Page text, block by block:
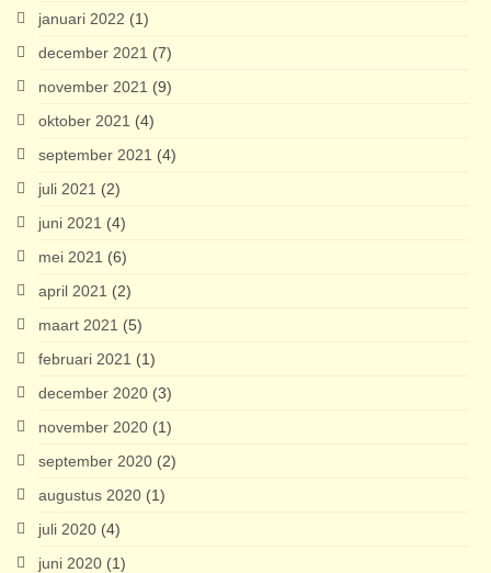
januari 2022 (1)
december 2021 (7)
november 2021 (9)
oktober 2021 (4)
september 2021 (4)
juli 2021 (2)
juni 2021 (4)
mei 2021 (6)
april 2021 (2)
maart 2021 (5)
februari 2021 (1)
december 2020 (3)
november 2020 (1)
september 2020 (2)
augustus 2020 (1)
juli 2020 (4)
juni 2020 (1)